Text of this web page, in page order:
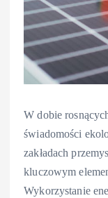
W dobie
świadomości
zakładach
kluczowym
Wykorzystanie